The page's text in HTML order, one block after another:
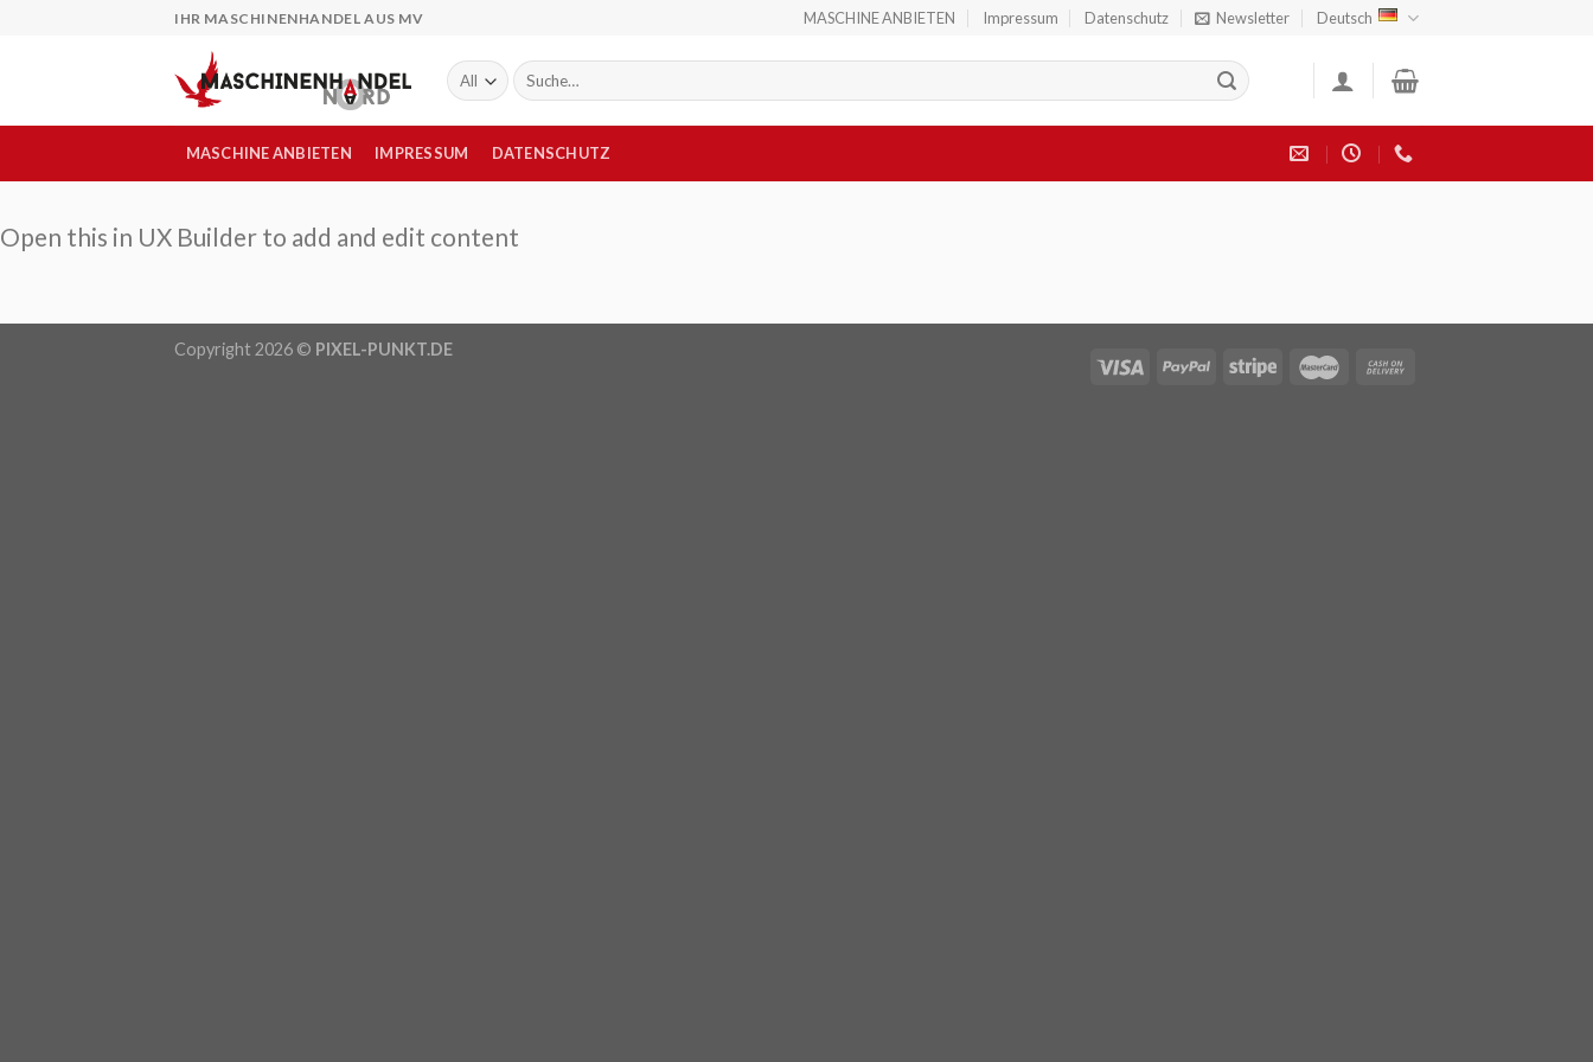
IHR MASCHINENHANDEL AUS MV MASCHINE ANBIETEN Impressum Datenschutz Newsletter Deutsch
Suche
nach:
MASCHINE ANBIETEN IMPRESSUM DATENSCHUTZ
Open this in UX Builder to add and edit content
Copyright 2026 © PIXEL-PUNKT.DE